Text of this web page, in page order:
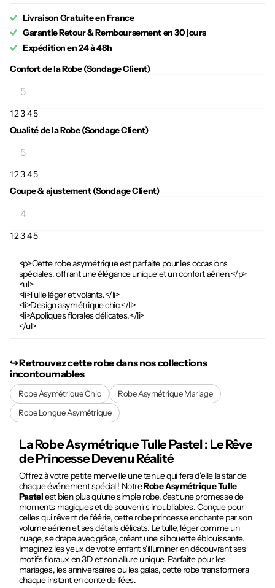
Livraison Gratuite en France
Garantie Retour & Remboursement en 30 jours
Expédition en 24 à 48h
Confort de la Robe (Sondage Client)
12345
Qualité de la Robe (Sondage Client)
12345
Coupe & ajustement (Sondage Client)
12345
<p>Cette robe asymétrique est parfaite pour les occasions
spéciales, offrant une élégance unique et un confort aérien.</p>
<ul>
<li>Tulle léger et volants.</li>
<li>Design asymétrique chic.</li>
<li>Appliques florales délicates.</li>
</ul>
↪︎ Retrouvez cette robe dans nos collections
incontournables
Robe Asymétrique Chic
Robe Asymétrique Mariage
Robe Longue Asymétrique
LaRobe Asymétrique Tulle Pastel: Le Rêve
de Princesse Devenu Réalité
Offrez à votre petite merveille une tenue qui fera d'elle la star de
chaque événement spécial ! NotreRobe Asymétrique Tulle
Pastelest bien plus qu'une simple robe, c'est une promesse de
moments magiques et de souvenirs inoubliables. Conçue pour
celles qui rêvent de féérie, cette robe princesse enchante par son
volume aérien et ses détails délicats. Le tulle, léger comme un
nuage, se drape avec grâce, créant une silhouette éblouissante.
Imaginez les yeux de votre enfant s'illuminer en découvrant ses
motifs floraux en 3D et son allure unique. Parfaite pour les
mariages, les anniversaires ou les galas, cette robe transformera
chaque instant en conte de fées.